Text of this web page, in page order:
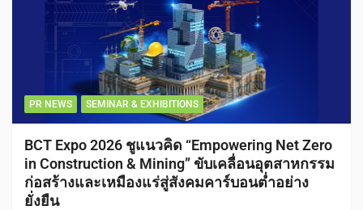
PR NEWS SEMINAR & EXHIBITIONS
BCT Expo 2026 ชูแนวคิด “Empowering Net Zero
in Construction & Mining” ขับเคลื่อนอุตสาหกรรม
ก่อสร้างและเหมืองแร่สู่สังคมคาร์บอนต่ำอย่าง
ยั่งยืน